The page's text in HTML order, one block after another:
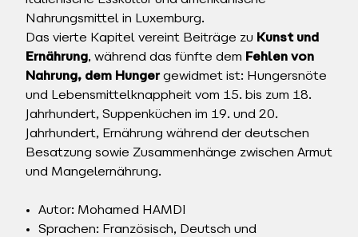
Nahrungsmittel in Luxemburg.
Das vierte Kapitel vereint Beiträge zu Kunst und
Ernährung, während das fünfte dem Fehlen von
Nahrung, dem Hungergewidmet ist: Hungersnöte
und Lebensmittelknappheit vom 15. bis zum 18.
Jahrhundert, Suppenküchen im 19. und 20.
Jahrhundert, Ernährung während der deutschen
Besatzung sowie Zusammenhänge zwischen Armut
und Mangelernährung.
Autor: Mohamed HAMDI
Sprachen: Französisch, Deutsch und